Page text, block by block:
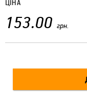
ЦІНА
153.00 грн.